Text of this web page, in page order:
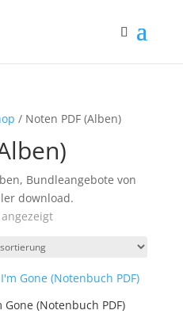
/ Noten PDF (Alben)
Bundleangebote von
download.
Gone (Notenbuch PDF)